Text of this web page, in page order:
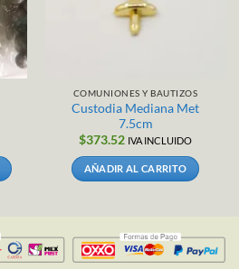
COMUNIONES Y BAUTIZOS
Custodia Mediana Met
7.5cm
$373.52 IVA INCLUIDO
AÑADIR AL CARRITO